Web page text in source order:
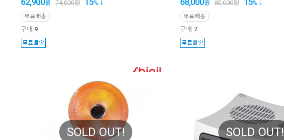
원 74,000원 %
무료배송
구매 9
원 80,000원 %
무료배송
구매 7
SOLD OUT! SOLD OUT!